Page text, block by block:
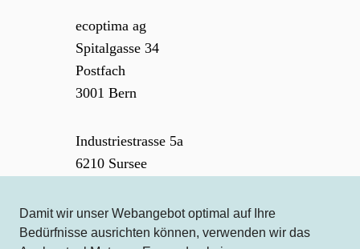
ecoptima ag
Spitalgasse 34
Postfach
3001 Bern
Industriestrasse 5a
6210 Sursee
031 310 50 80
info[at]ecoptima.ch
Damit wir unser Webangebot optimal auf Ihre
Bedürfnisse ausrichten können, verwenden wir das